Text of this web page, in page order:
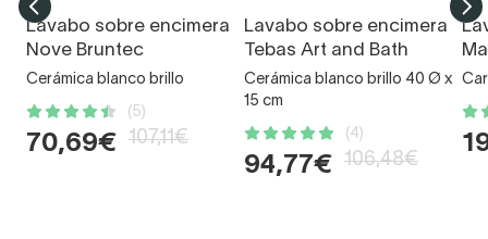
Lavabo sobre encimera
Nove Bruntec
Cerámica blanco brillo
(5)
70,69€ 107,11€
Lavabo sobre encimera
Tebas Art and Bath
Cerámica blanco brillo 40 Ø x
15 cm
(4)
94,77€ 106,48€